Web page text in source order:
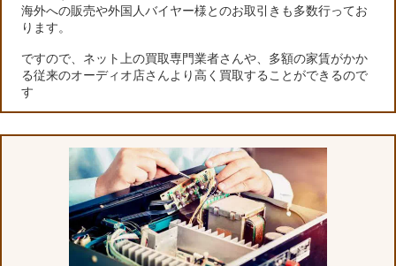
海外への販売や外国人バイヤー様とのお取引きも多数行ってお
ります。
ですので、ネット上の買取専門業者さんや、多額の家賃がかか
る従来のオーディオ店さんより高く買取することができるので
す